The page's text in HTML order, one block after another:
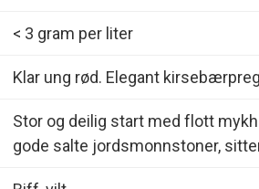
< 3 gram per liter
Klar ung rød. Elegant
Stor og deilig start med flott
gode salte jordsmonnstoner,